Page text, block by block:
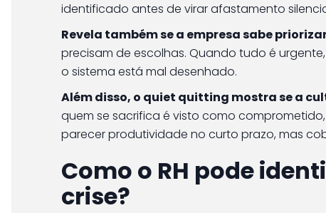
identificado antes de virar afastamento
Revela também se a empresa sabe
precisam de escolhas. Quando tudo é
o sistema está mal desenhado.
Além disso, o quiet quitting mostra se a
quem se sacrifica é visto como
parecer produtividade no curto prazo, mas
Como o RH pode
crise?